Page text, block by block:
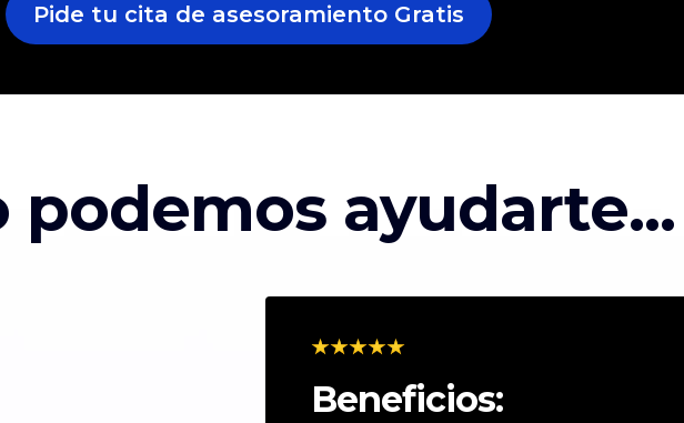
Pide tu cita de asesoramiento Gratis
podemos ayudarte...
Beneficios: